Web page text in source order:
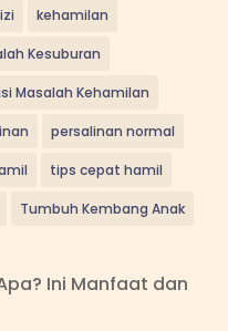
kehamilan
Kesuburan
Masalah Kehamilan
persalinan normal
tips cepat hamil
Tumbuh Kembang Anak
Ini Manfaat dan